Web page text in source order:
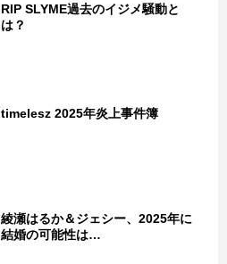
RIP SLYME過去のイジメ騒動と
は？
timelesz 2025年炎上事件簿
綾瀬はるか＆ジェシー、2025年に
結婚の可能性は…